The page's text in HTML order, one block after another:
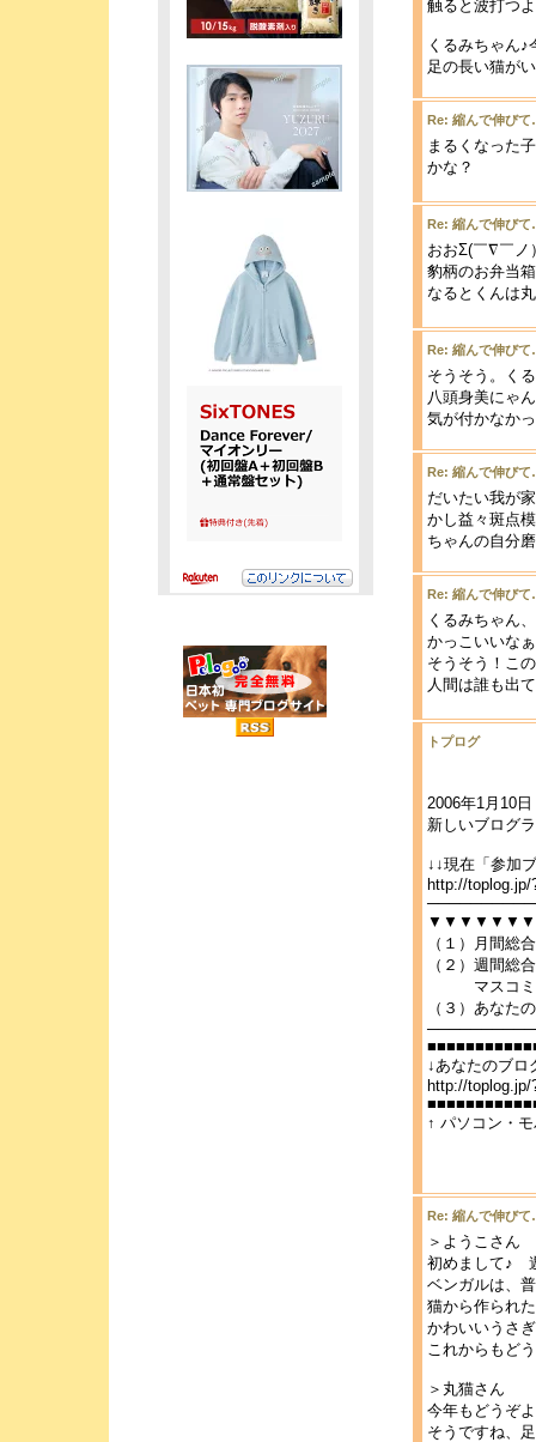
触ると波打つ
くるみちゃん
足の長い猫が
Re: 縮んで伸び
まるくなった
かな？
Re: 縮んで伸び
おおΣ(￣∇￣ノ
豹柄のお弁当
なるとくんは
Re: 縮んで伸び
そうそう。く
八頭身美にゃ
気が付かなか
Re: 縮んで伸び
だいたい我が
かし益々斑点
ちゃんの自分
Re: 縮んで伸び
くるみちゃん
かっこいいな
そうそう！こ
人間は誰も出
トプログ
2006年1月10
新しいブログ
↓↓現在「参加
http://
▼▼▼▼▼▼▼
（１）月間総
（２）週間総
マスコミ・
（３）あなた
↓あなたのブロ
http://
↑ パソコン・
Re: 縮んで伸び
＞ようこさん
初めまして♪
ベンガルは、
猫から作られ
かわいいうさ
これからもど
＞丸猫さん
今年もどうぞ
そうですね、